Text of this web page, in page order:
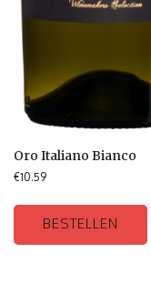
Oro Italiano Bianco
€10.59
BESTELLEN